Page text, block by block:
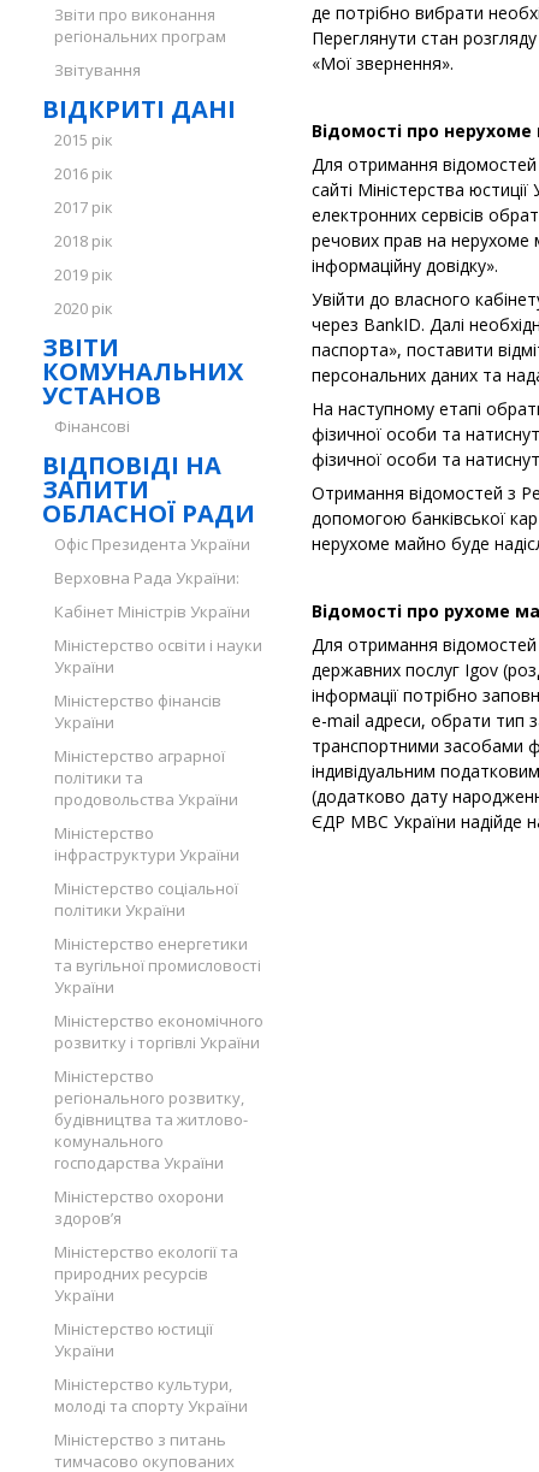
Звіти про виконання
регіональних програм
Звітування
ВІДКРИТІ ДАНІ
2015 рік
2016 рік
2017 рік
2018 рік
2019 рік
2020 рік
ЗВІТИ
КОМУНАЛЬНИХ
УСТАНОВ
Фінансові
ВІДПОВІДІ НА
ЗАПИТИ
ОБЛАСНОЇ РАДИ
Офіс Президента України
Верховна Рада України:
Кабінет Міністрів України
Міністерство освіти і науки
України
Міністерство фінансів
України
Міністерство аграрної
політики та
продовольства України
Міністерство
інфраструктури України
Міністерство соціальної
політики України
Міністерство енергетики
та вугільної промисловості
України
Міністерство економічного
розвитку і торгівлі України
Міністерство
регіонального розвитку,
будівництва та житлово-
комунального
господарства України
Міністерство охорони
здоров’я
Міністерство екології та
природних ресурсів
України
Міністерство юстиції
України
Міністерство культури,
молоді та спорту України
Міністерство з питань
тимчасово окупованих
де потрібно вибрати
Переглянути стан
«Мої звернення».
Відомості про
Для отримання
сайті Міністерства
електронних сервісів
речових прав на нерухоме
інформаційну довідку».
Увійти до власного
через BankID. Далі
паспорта», поставити
персональних даних та
На наступному етапі
фізичної особи та
фізичної особи та
Отримання відомостей з
допомогою банківської
нерухоме майно буде
Відомості про рухоме
Для отримання
державних послуг Igov
інформації потрібно
e-mail адреси, обрати тип
транспортними засобами
індивідуальним
(додатково дату
ЄДР МВС України надійде